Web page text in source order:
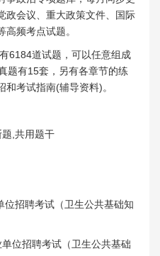
政会议、重大政策文件、国际
频考点试题。
6184道试题，可以任意组成
题有15套，另有各章节的练
考试指南(辅导资料)。
,共用题干
位招聘考试（卫生公共基础知
位招聘考试（卫生公共基础